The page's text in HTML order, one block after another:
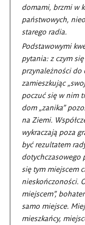
domami, brzmi w
państwowych,
starego radia.
Podstawowymi
pytania: z czym
przynależności do
zamieszkując
poczuć się w nim
dom „zanika”
na Ziemi.
wykraczają poza
być rezultatem
dotychczasowego
się tym miejscem
nieskończoności.
miejscem”,
samo miejsce.
mieszkańcy,